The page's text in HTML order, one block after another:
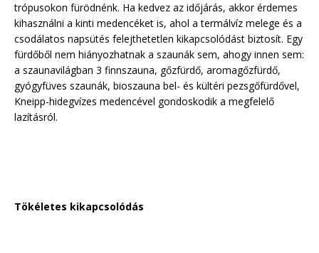
trópusokon fürödnénk. Ha kedvez az időjárás, akkor érdemes
kihasználni a kinti medencéket is, ahol a termálvíz melege és a
csodálatos napsütés felejthetetlen kikapcsolódást biztosít. Egy
fürdőből nem hiányozhatnak a szaunák sem, ahogy innen sem:
a szaunavilágban 3 finnszauna, gőzfürdő, aromagőzfürdő,
gyógyfüves szaunák, bioszauna bel- és kültéri pezsgőfürdővel,
Kneipp-hidegvízes medencével gondoskodik a megfelelő
lazításról.
Tökéletes kikapcsolódás